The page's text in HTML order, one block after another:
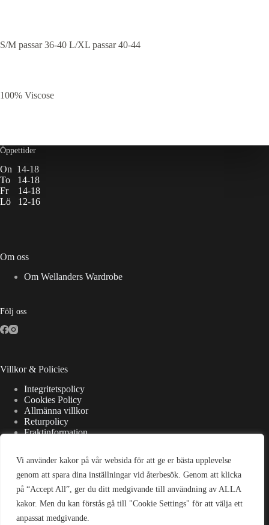
Vi använder kakor på vår websida för att ge er bästa upplevelse
genom att spara dina inställningar vid återbesök. Genom att klicka
på “Accept All”, ger du ditt medgivande till användning av ALLA
kakor. Men du kan förstås gå till "Cookie Settings" för att välja ett
anpassat medgivande.
S/M passar 36-40 L/XL passar 40-44
100% Viscose
Öppettider
On 14-18
To 14-18
Fr 14-18
Lö 12-16
Om oss
Om Wellanders Wardrobe
Följ oss
Villkor & Policies
Integritetspolicy
Cookies Policy
Allmänna villkor
Returpolicy
Fraktinformation
Kontaktuppgifter
Adress:
Strandsjövägen 7, 475 37 Bohus-Björkö